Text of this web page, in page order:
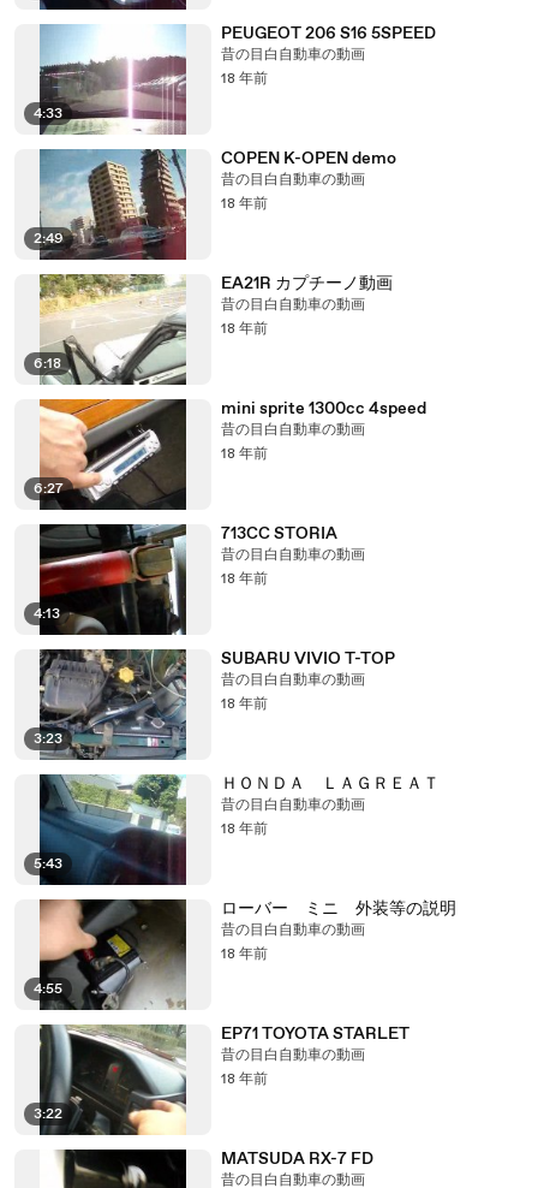
4:33
PEUGEOT 206 S16 5SPEED
昔の目白自動車の動画
18 年前
2:49
COPEN K-OPEN demo
昔の目白自動車の動画
18 年前
6:18
EA21R カプチーノ動画
昔の目白自動車の動画
18 年前
6:27
mini sprite 1300cc 4speed
昔の目白自動車の動画
18 年前
4:13
713CC STORIA
昔の目白自動車の動画
18 年前
3:23
SUBARU VIVIO T-TOP
昔の目白自動車の動画
18 年前
5:43
ＨＯＮＤＡ ＬＡＧＲＥＡＴ
昔の目白自動車の動画
18 年前
4:55
ローバー ミニ 外装等の説明
昔の目白自動車の動画
18 年前
3:22
EP71 TOYOTA STARLET
昔の目白自動車の動画
18 年前
MATSUDA RX-7 FD
昔の目白自動車の動画